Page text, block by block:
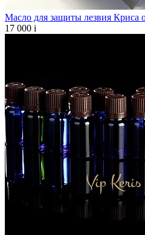
Масло для защиты лезвия Криса
17 000 i